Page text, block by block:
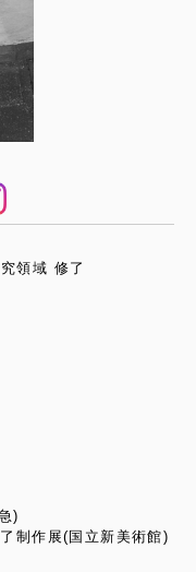
領域 修了
)
制作展(国立新美術館)